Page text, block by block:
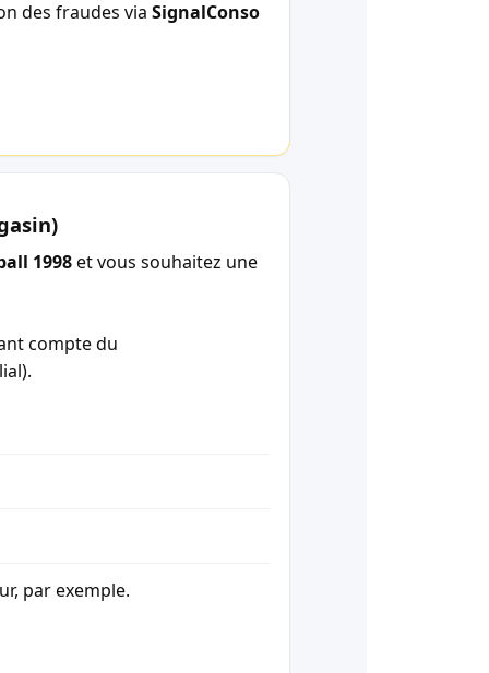
des fraudes via SignalConso
1998et vous souhaitez une
compte du
par exemple.